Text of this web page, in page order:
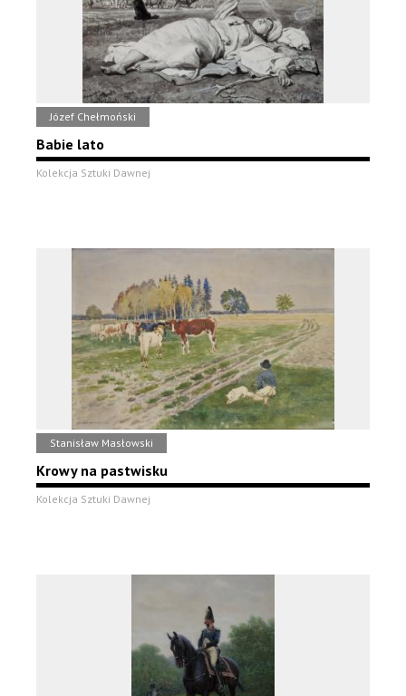
Józef Chełmoński
Babie lato
Kolekcja Sztuki Dawnej
Stanisław Masłowski
Krowy na pastwisku
Kolekcja Sztuki Dawnej